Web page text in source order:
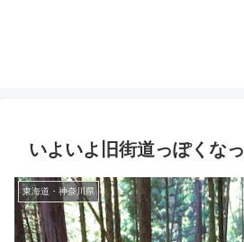
いよいよ旧街道っぽくな
東海道・神奈川県